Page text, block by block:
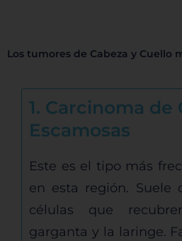
Los tumores de Cabeza y Cuello
1. Carcinoma de
Escamosas
Este es el tipo más
en esta región. Suele
células que
garganta y la laringe.